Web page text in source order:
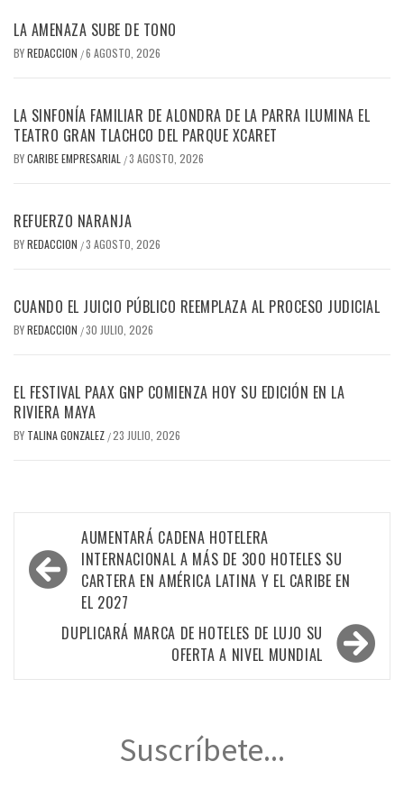
LA AMENAZA SUBE DE TONO
BYREDACCION /6 AGOSTO, 2026
LA SINFONÍA FAMILIAR DE ALONDRA DE LA PARRA ILUMINA EL
TEATRO GRAN TLACHCO DEL PARQUE XCARET
BYCARIBE EMPRESARIAL /3 AGOSTO, 2026
REFUERZO NARANJA
BYREDACCION /3 AGOSTO, 2026
CUANDO EL JUICIO PÚBLICO REEMPLAZA AL PROCESO JUDICIAL
BYREDACCION /30 JULIO, 2026
EL FESTIVAL PAAX GNP COMIENZA HOY SU EDICIÓN EN LA
RIVIERA MAYA
BY TALINA GONZALEZ /23 JULIO, 2026
Navegación
de
entradas
AUMENTARÁ CADENA HOTELERA
INTERNACIONAL A MÁS DE 300 HOTELES SU
CARTERA EN AMÉRICA LATINA Y EL CARIBE EN
EL 2027
DUPLICARÁ MARCA DE HOTELES DE LUJO SU
OFERTA A NIVEL MUNDIAL
Suscríbete...